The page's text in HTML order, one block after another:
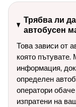
Трябва ли
автобусен
Това зависи от
която
информация,
определен
оператори
изпратени на